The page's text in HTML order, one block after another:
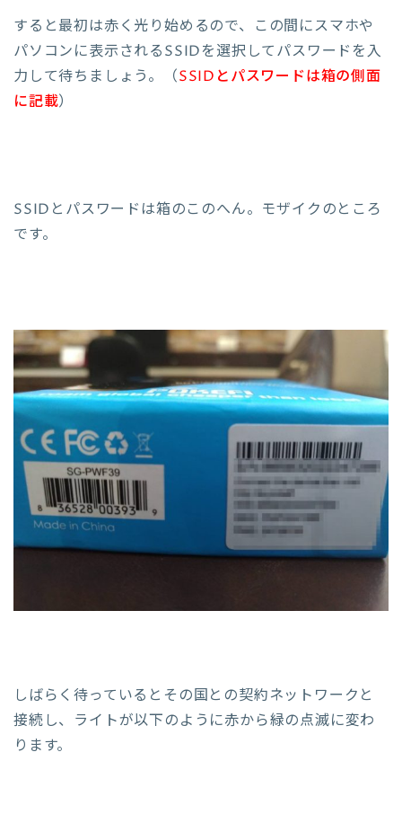
すると最初は赤く光り始めるので、この間にスマホや
パソコンに表示されるSSIDを選択してパスワードを入
力して待ちましょう。（SSIDとパスワードは箱の側面
に記載）
SSIDとパスワードは箱のこのへん。モザイクのところ
です。
しばらく待っているとその国との契約ネットワークと
接続し、ライトが以下のように赤から緑の点滅に変わ
ります。